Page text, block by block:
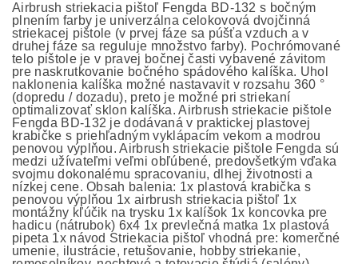
Airbrush striekacia pištoľ Fengda BD-132 s bočným
plnením farby je univerzálna celokovová dvojčinná
striekacej pištole (v prvej fáze sa púšťa vzduch a v
druhej fáze sa reguluje množstvo farby). Pochrómované
telo pištole je v pravej bočnej časti vybavené závitom
pre naskrutkovanie bočného spádového kalíška. Uhol
naklonenia kalíška možné nastavavit v rozsahu 360 °
(dopredu / dozadu), preto je možné pri striekaní
optimalizovať sklon kalíška. Airbrush striekacie pištole
Fengda BD-132 je dodávaná v praktickej plastovej
krabičke s priehľadným vyklápacím vekom a modrou
penovou výplňou. Airbrush striekacie pištole Fengda sú
medzi užívateľmi veľmi obľúbené, predovšetkým vďaka
svojmu dokonalému spracovaniu, dlhej životnosti a
nízkej cene. Obsah balenia: 1x plastová krabička s
penovou výplňou 1x airbrush striekacia pištoľ 1x
montážny kľúčik na trysku 1x kalíšok 1x koncovka pre
hadicu (nátrubok) 6x4 1x prevlečná matka 1x plastová
pipeta 1x návod Striekacia pištoľ vhodná pre: komerčné
umenie, ilustrácie, retušovanie, hobby striekanie,